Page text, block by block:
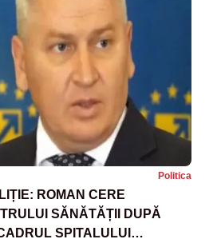
Politica
ROMAN CERE
SĂNĂTĂȚII DUPĂ
SPITALULUI